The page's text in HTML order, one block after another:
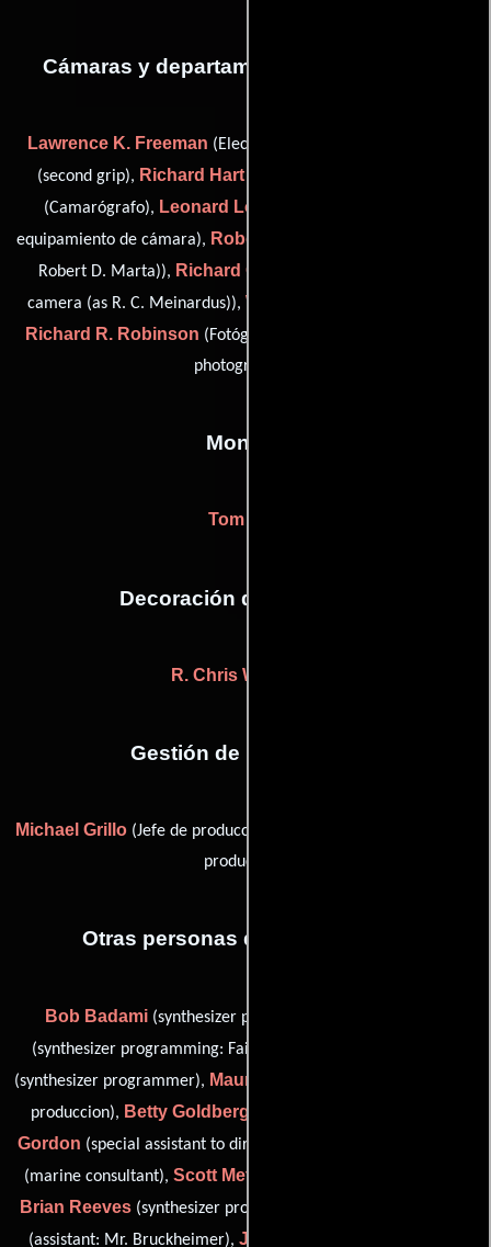
Cámaras y departamento de electricidad
Lawrence K. Freeman (Electricista),
(second grip), Richard Hart(Capataz),
(Camarógrafo), Leonard Lookabaugh
equipamiento de cámara), Robert Marta
Robert D. Marta)), Richard Craig Meinardus
camera (as R. C. Meinardus)), Walter Nichols
Richard R. Robinson (Fotógrafo) y
photographer)
Montaje
Tom Rolf
Decoración de escenario
R. Chris Westlund
Gestión de producción
Michael Grillo(Jefe de producción) y
producción)
Otras personas que participaron
Bob Badami(synthesizer programmer),
(synthesizer programming: Fairlight),
(synthesizer programmer), Mauri Syd Gayton
produccion), Betty Goldberg
Gordon (special assistant to director),
(marine consultant), Scott Metcalfe
Brian Reeves(synthesizer programmer),
(assistant: Mr. Bruckheimer), Jette Sorensen